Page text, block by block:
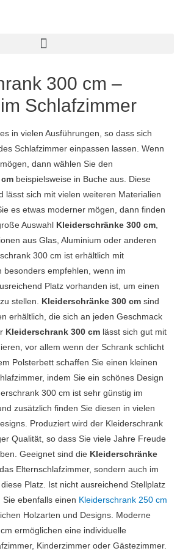
300 cm –
Schlafzimmer
in vielen Ausführungen, so dass sich
Schlafzimmer einpassen lassen. Wenn
dann wählen Sie den
beispielsweise in Buche aus. Diese
lässt sich mit vielen weiteren Materialien
es etwas moderner mögen, dann finden
Auswahl Kleiderschränke 300 cm
aus Glas, Aluminium oder anderen
300 cm ist erhältlich mit
besonders empfehlen, wenn im
Platz vorhanden ist, um einen
stellen. Kleiderschränke 300 cm sind
erhältlich, die sich an jeden Geschmack
Kleiderschrank 300 cm lässt sich gut mit
vor allem wenn der Schrank schlicht
Polsterbett schaffen Sie einen kleinen
indem Sie ein schönes Design
300 cm ist sehr günstig im
zusätzlich finden Sie diesen in vielen
Produziert wird der Kleiderschrank
Qualität, so dass Sie viele Jahre Freude
Geeignet sind die Kleiderschränke
Elternschlafzimmer, sondern auch im
Platz. Ist nicht ausreichend Stellplatz
ebenfalls einen Kleiderschrank 250 cm
Holzarten und Designs. Moderne
ermöglichen eine individuelle
Kinderzimmer oder Gästezimmer.